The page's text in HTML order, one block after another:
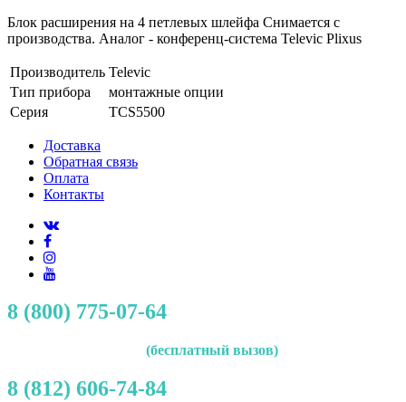
Блок расширения на 4 петлевых шлейфа Снимается с
производства. Аналог - конференц-система Televic Plixus
Производитель Televic
Тип прибора
монтажные опции
Серия
TCS5500
Доставка
Обратная связь
Оплата
Контакты
8 (800) 775-07-64
(бесплатный вызов)
8 (812) 606-74-84